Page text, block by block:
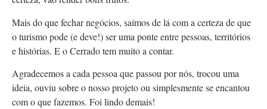
Mais do que fechar negócios, saímos de lá com a certeza de que
o turismo pode (e deve!) ser uma ponte entre pessoas, territórios
e histórias. E o Cerrado tem muito a contar.
Agradecemos a cada pessoa que passou por nós, trocou uma
ideia, ouviu sobre o nosso projeto ou simplesmente se encantou
com o que fazemos. Foi lindo demais!